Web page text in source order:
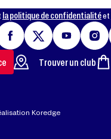
la politique de confidentialitéet
Trouver un club
Koredge